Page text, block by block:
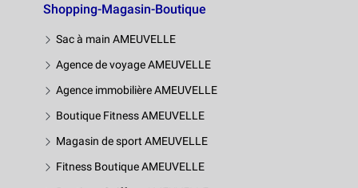
Shopping-Magasin-Boutique
Sac à main AMEUVELLE
Agence de voyage AMEUVELLE
Agence immobilière AMEUVELLE
Boutique Fitness AMEUVELLE
Magasin de sport AMEUVELLE
Fitness Boutique AMEUVELLE